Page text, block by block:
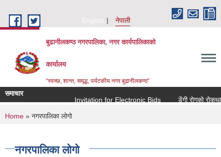
English
नेपाली
बुढानीलकण्ठ नगरपालिका, नगर कार्यपालिकाको
कार्यालय
“स्वच्छ, शान्त, समृद्ध, पर्यटकीय नगर बुढानीलकण्ठ”
समाचार
Invitation for Electronic Bids
डेंगी रोगको
You are here
Home » नगरपालिका लोगो
नगरपालिका लोगो